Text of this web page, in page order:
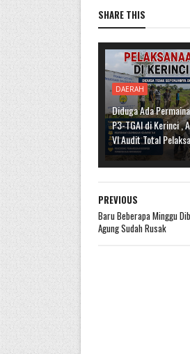
SHARE THIS
DAERAH
Diduga Ada
P3-TGAI di Kerinci ,
VI Audit Total
PREVIOUS
Baru Beberapa Minggu
Agung Sudah Rusak